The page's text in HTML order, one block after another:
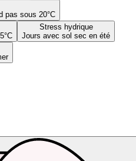
pas sous 20°C
Stress hydrique
Jours avec sol sec en été